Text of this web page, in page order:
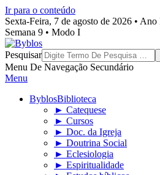
Ir para o conteúdo
Sexta-Feira, 7 de agosto de 2026 •
Semana 9 • Modo I
Byblos
Pesquisar
Menu De Navegação Secundário
Menu
ByblosBiblioteca
► Catequese
► Cursos
► Doc. da Igreja
► Doutrina Social
► Eclesiologia
► Espiritualidade